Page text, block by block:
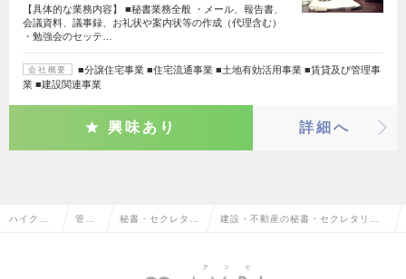
【具体的な業務内容】 ■秘書業務全般 ・メール、報告書、
会議資料、議事録、お礼状や案内状等の作成（代理含む）
・勉強会のセッテ…
会社概要
■分譲住宅事業 ■住宅流通事業 ■土地有効活用事業 ■賃貸及び管理事
業 ■建設関連事業
興味あり 詳細へ
ハイクラ 管理 秘書・セクレタリ 建設・不動産の秘書・セクレタリ
一覧